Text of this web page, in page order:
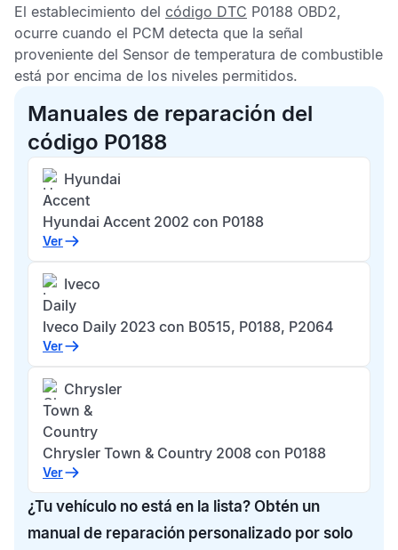
El establecimiento del código DTC P0188 OBD2,
ocurre cuando el PCM detecta que la señal
proveniente del Sensor de temperatura de combustible
está por encima de los niveles permitidos.
Manuales de reparación del
código P0188
Hyundai
Accent
Hyundai Accent 2002 con P0188
Ver
Iveco
Daily
Iveco Daily 2023 con B0515, P0188, P2064
Ver
Chrysler
Town &
Country
Chrysler Town & Country 2008 con P0188
Ver
¿Tu vehículo no está en la lista? Obtén un
manual de reparación personalizado por solo